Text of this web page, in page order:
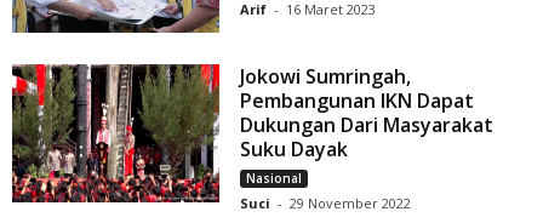
Arif - 16 Maret 2023
Jokowi Sumringah,
Pembangunan IKN Dapat
Dukungan Dari Masyarakat
Suku Dayak
Nasional
Suci - 29 November 2022